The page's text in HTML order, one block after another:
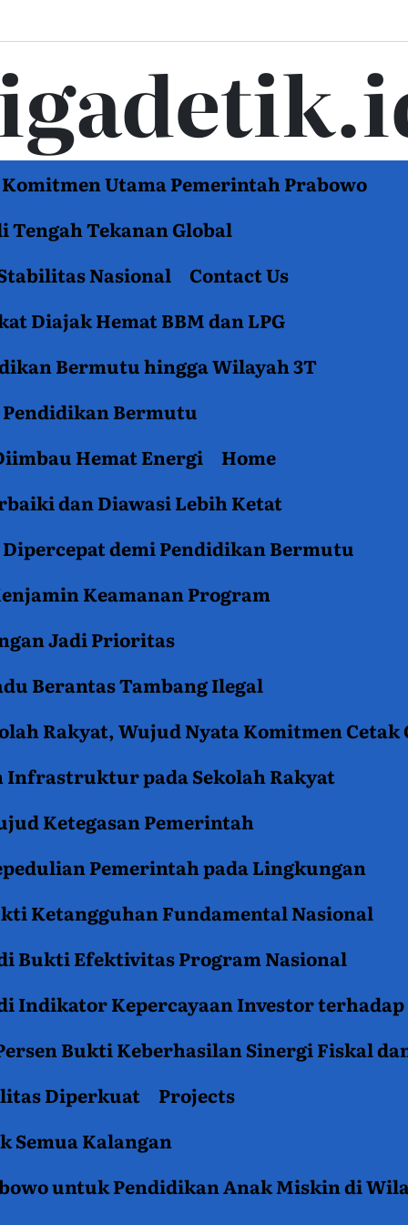
Utama Pemerintah Prabowo
Tengah Tekanan Global
Nasional
Contact Us
Diajak Hemat BBM dan LPG
Bermutu hingga Wilayah 3T
Bermutu
Hemat Energi
Home
dan Diawasi Lebih Ketat
demi Pendidikan Bermutu
Keamanan Program
Jadi Prioritas
Berantas Tambang Ilegal
Rakyat, Wujud Nyata Komitmen Cetak
pada Sekolah Rakyat
Ketegasan Pemerintah
Pemerintah pada Lingkungan
Ketangguhan Fundamental Nasional
Bukti Efektivitas Program Nasional
Indikator Kepercayaan Investor
Bukti Keberhasilan Sinergi Fiskal
Diperkuat
Projects
Semua Kalangan
untuk Pendidikan Anak Miskin di